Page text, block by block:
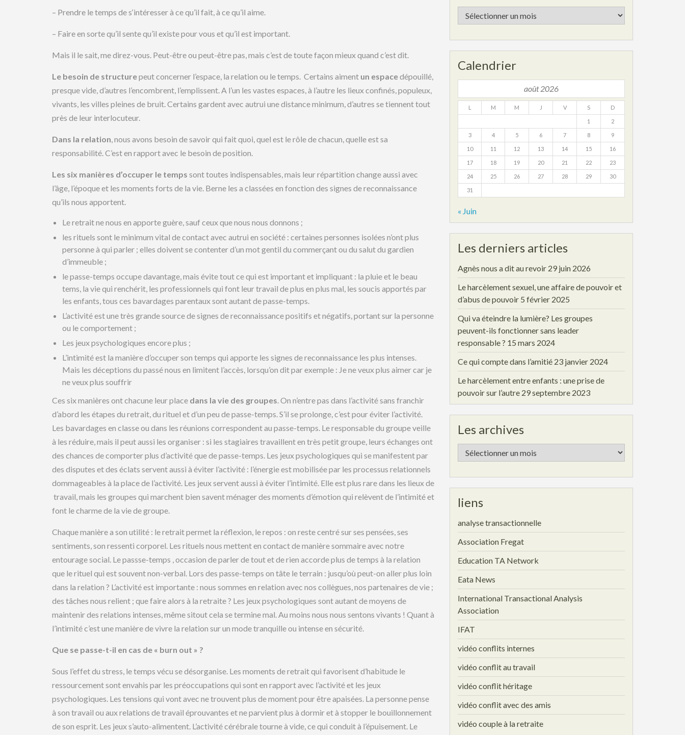
– Prendre le temps de s‘intéresser à ce qu’il fait, à ce qu’il aime.
– Faire en sorte qu’il sente qu’il existe pour vous et qu’il est important.
Mais il le sait, me direz-vous. Peut-être ou peut-être pas, mais c’est de toute façon mieux quand c’est dit.
Le besoin de structurepeut concerner l’espace, la relation ou le temps. Certains aiment un espacedépouillé,
presque vide, d’autres l’encombrent, l’emplissent. A l’un les vastes espaces, à l’autre les lieux confinés, populeux,
vivants, les villes pleines de bruit. Certains gardent avec autrui une distance minimum, d’autres se tiennent tout
près de leur interlocuteur.
Dans la relation, nous avons besoin de savoir qui fait quoi, quel est le rôle de chacun, quelle est sa
responsabilité. C’est en rapport avec le besoin de position.
Les six manières d’occuper le temps sont toutes indispensables, mais leur répartition change aussi avec
l’âge, l’époque et les moments forts de la vie. Berne les a classées en fonction des signes de reconnaissance
qu’ils nous apportent.
Le retrait ne nous en apporte guère, sauf ceux que nous nous donnons ;
les rituels sont le minimum vital de contact avec autrui en société : certaines personnes isolées n’ont plus
personne à qui parler ; elles doivent se contenter d’un mot gentil du commerçant ou du salut du gardien
d’immeuble ;
le passe-temps occupe davantage, mais évite tout ce qui est important et impliquant : la pluie et le beau
tems, la vie qui renchérit, les professionnels qui font leur travail de plus en plus mal, les soucis apportés par
les enfants, tous ces bavardages parentaux sont autant de passe-temps.
L’activité est une très grande source de signes de reconnaissance positifs et négatifs, portant sur la personne
ou le comportement ;
Les jeux psychologiques encore plus ;
L’intimité est la manière d’occuper son temps qui apporte les signes de reconnaissance les plus intenses.
Mais les déceptions du passé nous en limitent l’accès, lorsqu’on dit par exemple : Je ne veux plus aimer car je
ne veux plus souffrir
Ces six manières ont chacune leur place dans la vie des groupes. On n’entre pas dans l’activité sans franchir
d’abord les étapes du retrait, du rituel et d’un peu de passe-temps. S’il se prolonge, c’est pour éviter l’activité.
Les bavardages en classe ou dans les réunions correspondent au passe-temps. Le responsable du groupe veille
à les réduire, mais il peut aussi les organiser : si les stagiaires travaillent en très petit groupe, leurs échanges ont
des chances de comporter plus d’activité que de passe-temps. Les jeux psychologiques qui se manifestent par
des disputes et des éclats servent aussi à éviter l’activité : l’énergie est mobilisée par les processus relationnels
dommageables à la place de l’activité. Les jeux servent aussi à éviter l’intimité. Elle est plus rare dans les lieux de
travail, mais les groupes qui marchent bien savent ménager des moments d’émotion qui relèvent de l’intimité et
font le charme de la vie de groupe.
Chaque manière a son utilité : le retrait permet la réflexion, le repos : on reste centré sur ses pensées, ses
sentiments, son ressenti corporel. Les rituels nous mettent en contact de manière sommaire avec notre
entourage social. Le passse-temps , occasion de parler de tout et de rien accorde plus de temps à la relation
que le rituel qui est souvent non-verbal. Lors des passe-temps on tâte le terrain : jusqu’où peut-on aller plus loin
dans la relation ? L’activité est importante : nous sommes en relation avec nos collègues, nos partenaires de vie ;
des tâches nous relient ; que faire alors à la retraite ? Les jeux psychologiques sont autant de moyens de
maintenir des relations intenses, même sitout cela se termine mal. Au moins nous nous sentons vivants ! Quant à
l’intimité c’est une manière de vivre la relation sur un mode tranquille ou intense en sécurité.
Que se passe-t-il en cas de « burn out » ?
Sous l’effet du stress, le temps vécu se désorganise. Les moments de retrait qui favorisent d’habitude le
ressourcement sont envahis par les préoccupations qui sont en rapport avec l’activité et les jeux
psychologiques. Les tensions qui vont avec ne trouvent plus de moment pour être apaisées. La personne pense
à son travail ou aux relations de travail éprouvantes et ne parvient plus à dormir et à stopper le bouillonnement
de son esprit. Les jeux s’auto-alimentent. L’activité cérébrale tourne à vide, ce qui conduit à l’épuisement. Le
Les
archives
Calendrier
août 2026
L M M J V S D
1 2
3 4 5 6 7 8 9
10 11 12 13 14 15 16
17 18 19 20 21 22 23
24 25 26 27 28 29 30
31
« Juin
Les derniers articles
Agnès nous a dit au revoir 29 juin 2026
Le harcèlement sexuel, une affaire de pouvoir et
d’abus de pouvoir 5 février 2025
Qui va éteindre la lumière? Les groupes
peuvent-ils fonctionner sans leader
responsable ? 15 mars 2024
Ce qui compte dans l’amitié 23 janvier 2024
Le harcèlement entre enfants : une prise de
pouvoir sur l’autre 29 septembre 2023
Les archives
Les
archives
liens
analyse transactionnelle
Association Fregat
Education TA Network
Eata News
International Transactional Analysis
Association
IFAT
vidéo conflits internes
vidéo conflit au travail
vidéo conflit héritage
vidéo conflit avec des amis
vidéo couple à la retraite